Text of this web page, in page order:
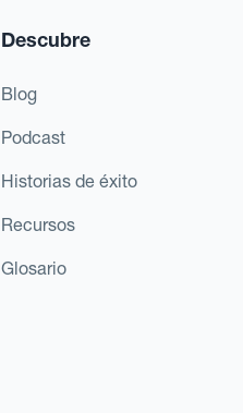
Descubre
Blog
Podcast
Historias de éxito
Recursos
Glosario